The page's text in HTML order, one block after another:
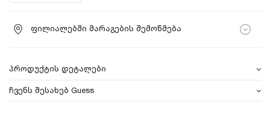
ფილიალებში მარაგების შემოწმება
პროდუქტის დეტალები
ჩვენს შესახებ Guess